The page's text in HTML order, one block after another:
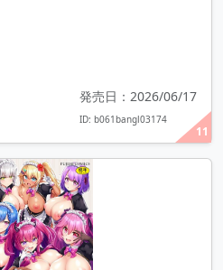
11
発売日：2026/06/17
ID: b061bangl03174